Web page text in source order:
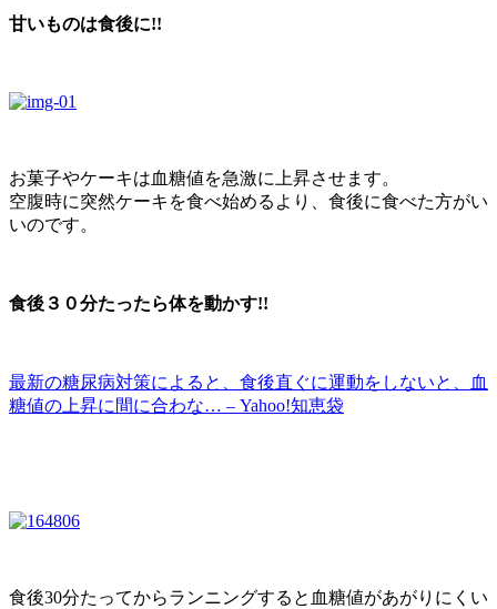
甘いものは食後に!!
お菓子やケーキは血糖値を急激に上昇させます。
空腹時に突然ケーキを食べ始めるより、食後に食べた方がい
いのです。
食後３０分たったら体を動かす!!
最新の糖尿病対策によると、食後直ぐに運動をしないと、血
糖値の上昇に間に合わな… – Yahoo!知恵袋
食後30分たってからランニングすると血糖値があがりにくい